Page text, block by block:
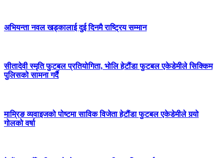
अभियन्ता नवल खड्कालाई दुई दिनमै राष्ट्रिय सम्मान
सीतादेवी स्मृति फुटबल प्रतियोगिता, भोलि हेटौंडा फुटबल एकेडेमीले सिक्किम
पुलिसको सामना गर्दै
माम्रिङ व्यवाइजको पोष्टमा साविक विजेता हेटौंडा फुटबल एकेडेमीले गर्‍यो
गोलको वर्षा